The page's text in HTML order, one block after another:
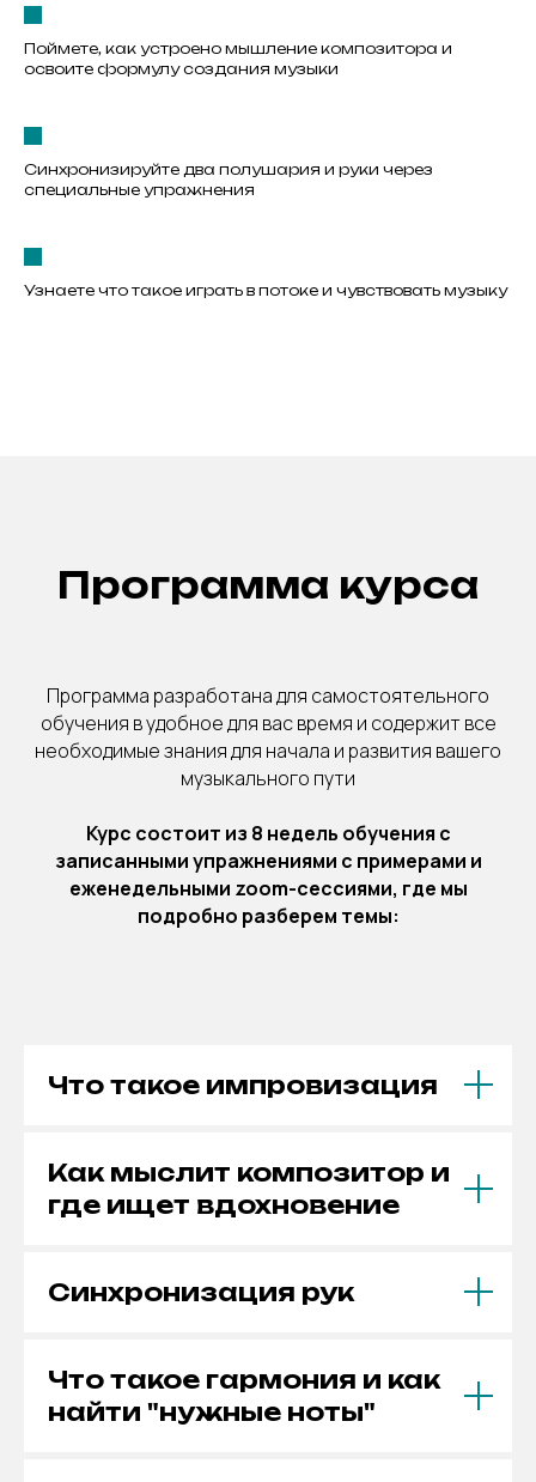
Поймете, как устроено мышление композитора и
освоите формулу создания музыки
Синхронизируйте два полушария и руки через
специальные упражнения
Узнаете что такое играть в потоке и чувствовать музыку
Программа курса
Программа разработана для самостоятельного
обучения в удобное для вас время и содержит все
необходимые знания для начала и развития вашего
музыкального пути
Курс состоит из 8 недель обучения с
записанными упражнениями с примерами и
еженедельными zoom-сессиями, где мы
подробно разберем темы:
Что такое импровизация
Как мыслит композитор и
где ищет вдохновение
Синхронизация рук
Что такое гармония и как
найти "нужные ноты"